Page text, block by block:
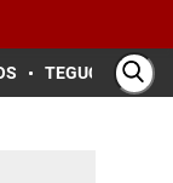
TEGUCIGALPA